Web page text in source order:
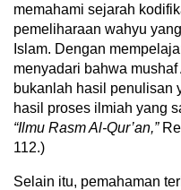
memahami sejarah
pemeliharaan wahyu
Islam. Dengan
menyadari bahwa
bukanlah hasil penulisan
hasil proses ilmiah yang
“Ilmu Rasm Al-Qur’an,”
112.)
Selain itu, pemahaman